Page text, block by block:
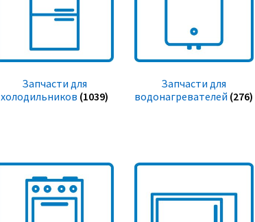
Запчасти для
холодильников (1039)
Запчасти для
водонагревателей (276)